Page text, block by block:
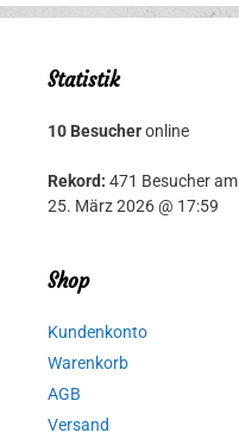
Statistik
10 Besucheronline
Rekord: 471 Besucher am
25. März 2026 @ 17:59
Shop
Kundenkonto
Warenkorb
AGB
Versand